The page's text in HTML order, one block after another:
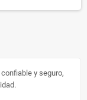
y seguro,